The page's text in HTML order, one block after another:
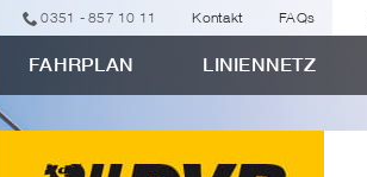
0351 - 857 10 11 Kontakt FAQs
FAHRPLAN LINIENNETZ